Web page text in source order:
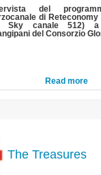
del
di Reteconomy
Sky canale 512) a
del Consorzio
Read more
The Treasures